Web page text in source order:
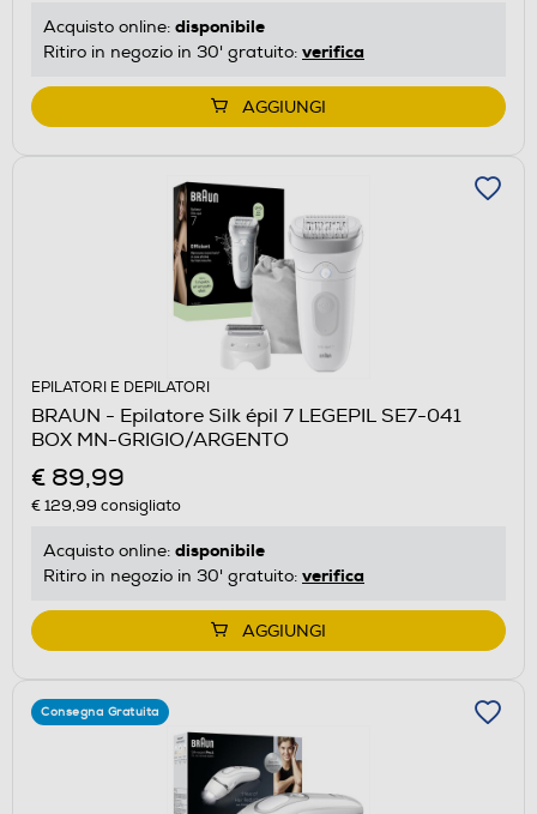
Acquisto online: disponibile
Ritiro in negozio in 30' gratuito: verifica
AGGIUNGI
EPILATORI E DEPILATORI
BRAUN - Epilatore Silk épil 7 LEGEPIL SE7-041
BOX MN-GRIGIO/ARGENTO
€ 89,99
€ 129,99 consigliato
Acquisto online: disponibile
Ritiro in negozio in 30' gratuito: verifica
AGGIUNGI
Consegna Gratuita